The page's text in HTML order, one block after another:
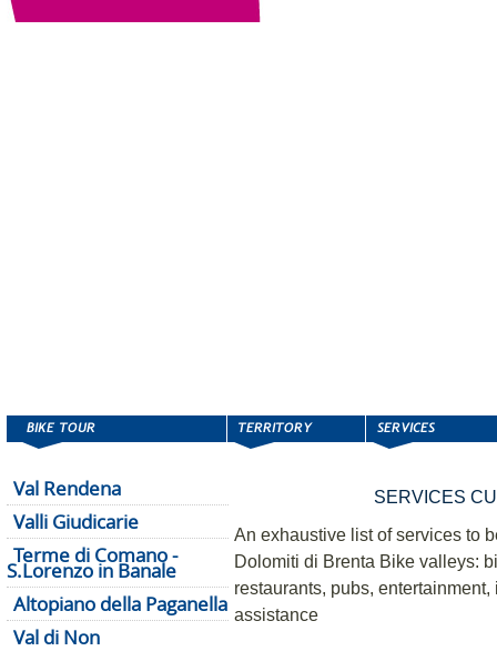
Val Rendena
Valli Giudicarie
Terme di Comano -
S.Lorenzo in Banale
Altopiano della Paganella
Val di Non
SERVICES
An exhaustive list of services to
Dolomiti di Brenta Bike valleys:
restaurants, pubs,
assistance